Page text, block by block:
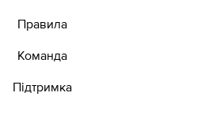
Правила
Команда
Підтримка